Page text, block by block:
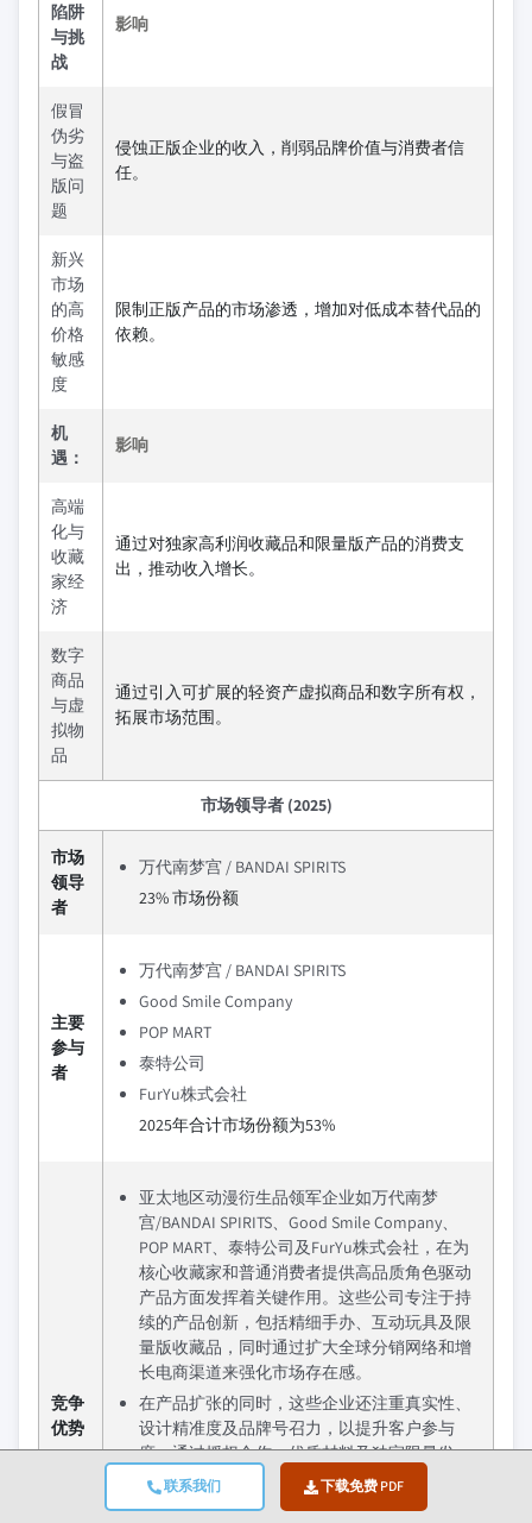
联系我们 下载免费 PDF
陷阱
与挑
战
影响
假冒
伪劣
与盗
版问
题
侵蚀正版企业的收入，削弱品牌价值与消费者信
任。
新兴
市场
的高
价格
敏感
度
限制正版产品的市场渗透，增加对低成本替代品的
依赖。
机
遇：
影响
高端
化与
收藏
家经
济
通过对独家高利润收藏品和限量版产品的消费支
出，推动收入增长。
数字
商品
与虚
拟物
品
通过引入可扩展的轻资产虚拟商品和数字所有权，
拓展市场范围。
市场领导者 (2025)
市场
领导
者
万代南梦宫 / BANDAI SPIRITS
23% 市场份额
主要
参与
者
万代南梦宫 / BANDAI SPIRITS
Good Smile Company
POP MART
泰特公司
FurYu株式会社
2025年合计市场份额为53%
竞争
优势
亚太地区动漫衍生品领军企业如万代南梦
宫/BANDAI SPIRITS、Good Smile Company、
POP MART、泰特公司及FurYu株式会社，在为
核心收藏家和普通消费者提供高品质角色驱动
产品方面发挥着关键作用。这些公司专注于持
续的产品创新，包括精细手办、互动玩具及限
量版收藏品，同时通过扩大全球分销网络和增
长电商渠道来强化市场存在感。
在产品扩张的同时，这些企业还注重真实性、
设计精准度及品牌号召力，以提升客户参与
度。通过授权合作、优质材料及独家限量发
售，它们在整个产品组合中创造出高附加值。
其竞争优势源于强大的知识产权合作伙伴关